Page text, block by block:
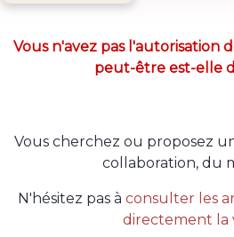
Vous n'avez pas l'autorisation
peut-être est-elle
Vous cherchez ou proposez
collaboration, du
N'hésitez pas à consulter les
directement la